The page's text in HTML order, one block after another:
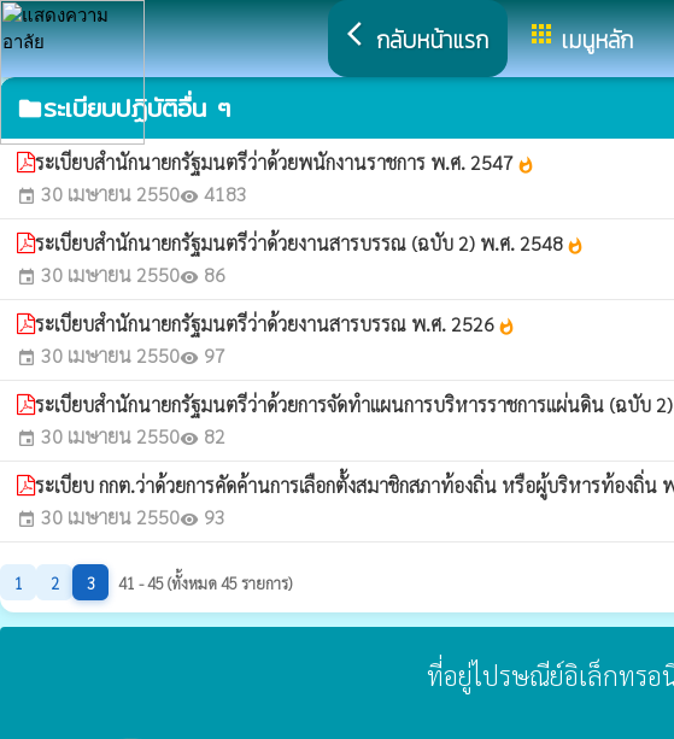
arrow_back_ios กลับหน้าแรก appsเมนูหลัก
folderระเบียบปฏิบัติอื่น ๆ
ระเบียบสำนักนายกรัฐมนตรีว่าด้วยพนักงานราชการ พ.ศ. 2547 whatshot
event 30 เมษายน 2550visibility 4183
ระเบียบสำนักนายกรัฐมนตรีว่าด้วยงานสารบรรณ (ฉบับ 2) พ.ศ. 2548 whatshot
event 30 เมษายน 2550visibility 86
ระเบียบสำนักนายกรัฐมนตรีว่าด้วยงานสารบรรณ พ.ศ. 2526 whatshot
event 30 เมษายน 2550visibility 97
ระเบียบสำนักนายกรัฐมนตรีว่าด้วยการจัดทำแผนการบริหารราชการแผ่นดิน (ฉบับ
event 30 เมษายน 2550visibility 82
ระเบียบ กกต.ว่าด้วยการคัดค้านการเลือกตั้งสมาชิกสภาท้องถิ่น หรือผู้บริหารท้องถิ่น
event 30 เมษายน 2550visibility 93
1 2 3 41 - 45 (ทั้งหมด 45 รายการ)
ที่อยู่ไปรษณีย์อิเล็กทรอ